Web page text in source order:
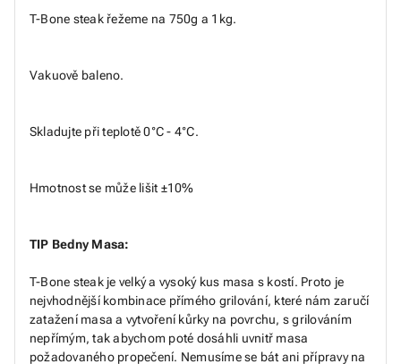
T-Bone steak řežeme na 750g a 1kg.
Vakuově baleno.
Skladujte při teplotě 0°C - 4°C.
Hmotnost se může lišit ±10%
TIP Bedny Masa:
T-Bone steak je velký a vysoký kus masa s kostí. Proto je
nejvhodnější kombinace přímého grilování, které nám zaručí
zatažení masa a vytvoření kůrky na povrchu, s grilováním
nepřímým, tak abychom poté dosáhli uvnitř masa
požadovaného propečení. Nemusíme se bát ani přípravy na